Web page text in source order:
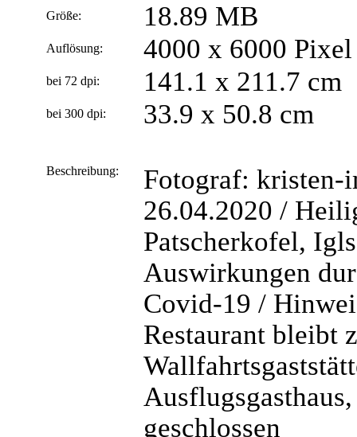
Größe: 18.89 MB
Auflösung: 4000 x 6000 Pixel
bei 72 dpi: 141.1 x 211.7 cm
bei 300 dpi: 33.9 x 50.8 cm
Beschreibung:
Fotograf: kristen-
26.04.2020 /
Patscherkofel,
Auswirkungen
Covid-19 /
Restaurant bleibt
geschlossen